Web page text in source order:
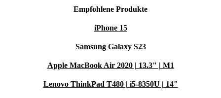
Empfohlene Produkte
iPhone 15
Samsung Galaxy S23
Apple MacBook Air 2020 | 13.3" | M1
Lenovo ThinkPad T480 | i5-8350U | 14"